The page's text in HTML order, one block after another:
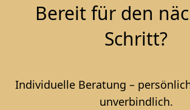
Bereit für den
Schritt?
Individuelle Beratung –
unverbindlich.